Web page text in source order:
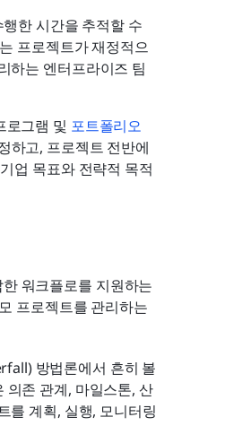
한 시간을 추적할 수
프로젝트가 재정적으
하는 엔터프라이즈 팀
그램 및 포트폴리오
하고, 프로젝트 전반에
업 목표와 전략적 목적
워크플로를 지원하는
프로젝트를 관리하는
방법론에서 흔히 볼
의존 관계, 마일스톤, 산
를 계획, 실행, 모니터링